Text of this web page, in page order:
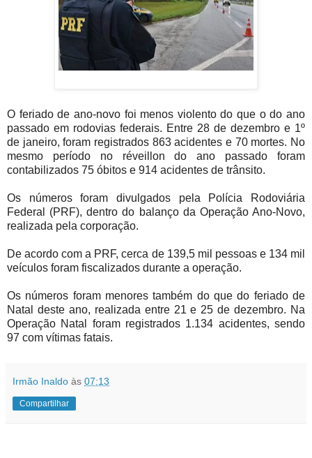
O feriado de ano-novo foi menos violento do que o do ano
passado em rodovias federais. Entre 28 de dezembro e 1º
de janeiro, foram registrados 863 acidentes e 70 mortes. No
mesmo período no réveillon do ano passado foram
contabilizados 75 óbitos e 914 acidentes de trânsito.
Os números foram divulgados pela Polícia Rodoviária
Federal (PRF), dentro do balanço da Operação Ano-Novo,
realizada pela corporação.
De acordo com a PRF, cerca de 139,5 mil pessoas e 134 mil
veículos foram fiscalizados durante a operação.
Os números foram menores também do que do feriado de
Natal deste ano, realizada entre 21 e 25 de dezembro. Na
Operação Natal foram registrados 1.134 acidentes, sendo
97 com vítimas fatais.
Irmão Inaldo às 07:13
Compartilhar